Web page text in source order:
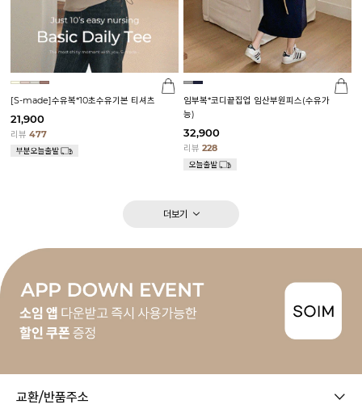
[S-made]수유복*10초수유기본 티셔츠
21,900
리뷰 477
임부복*코디끝집업 임산부원피스(수유가
능)
32,900
리뷰 228
더보기
교환/반품주소